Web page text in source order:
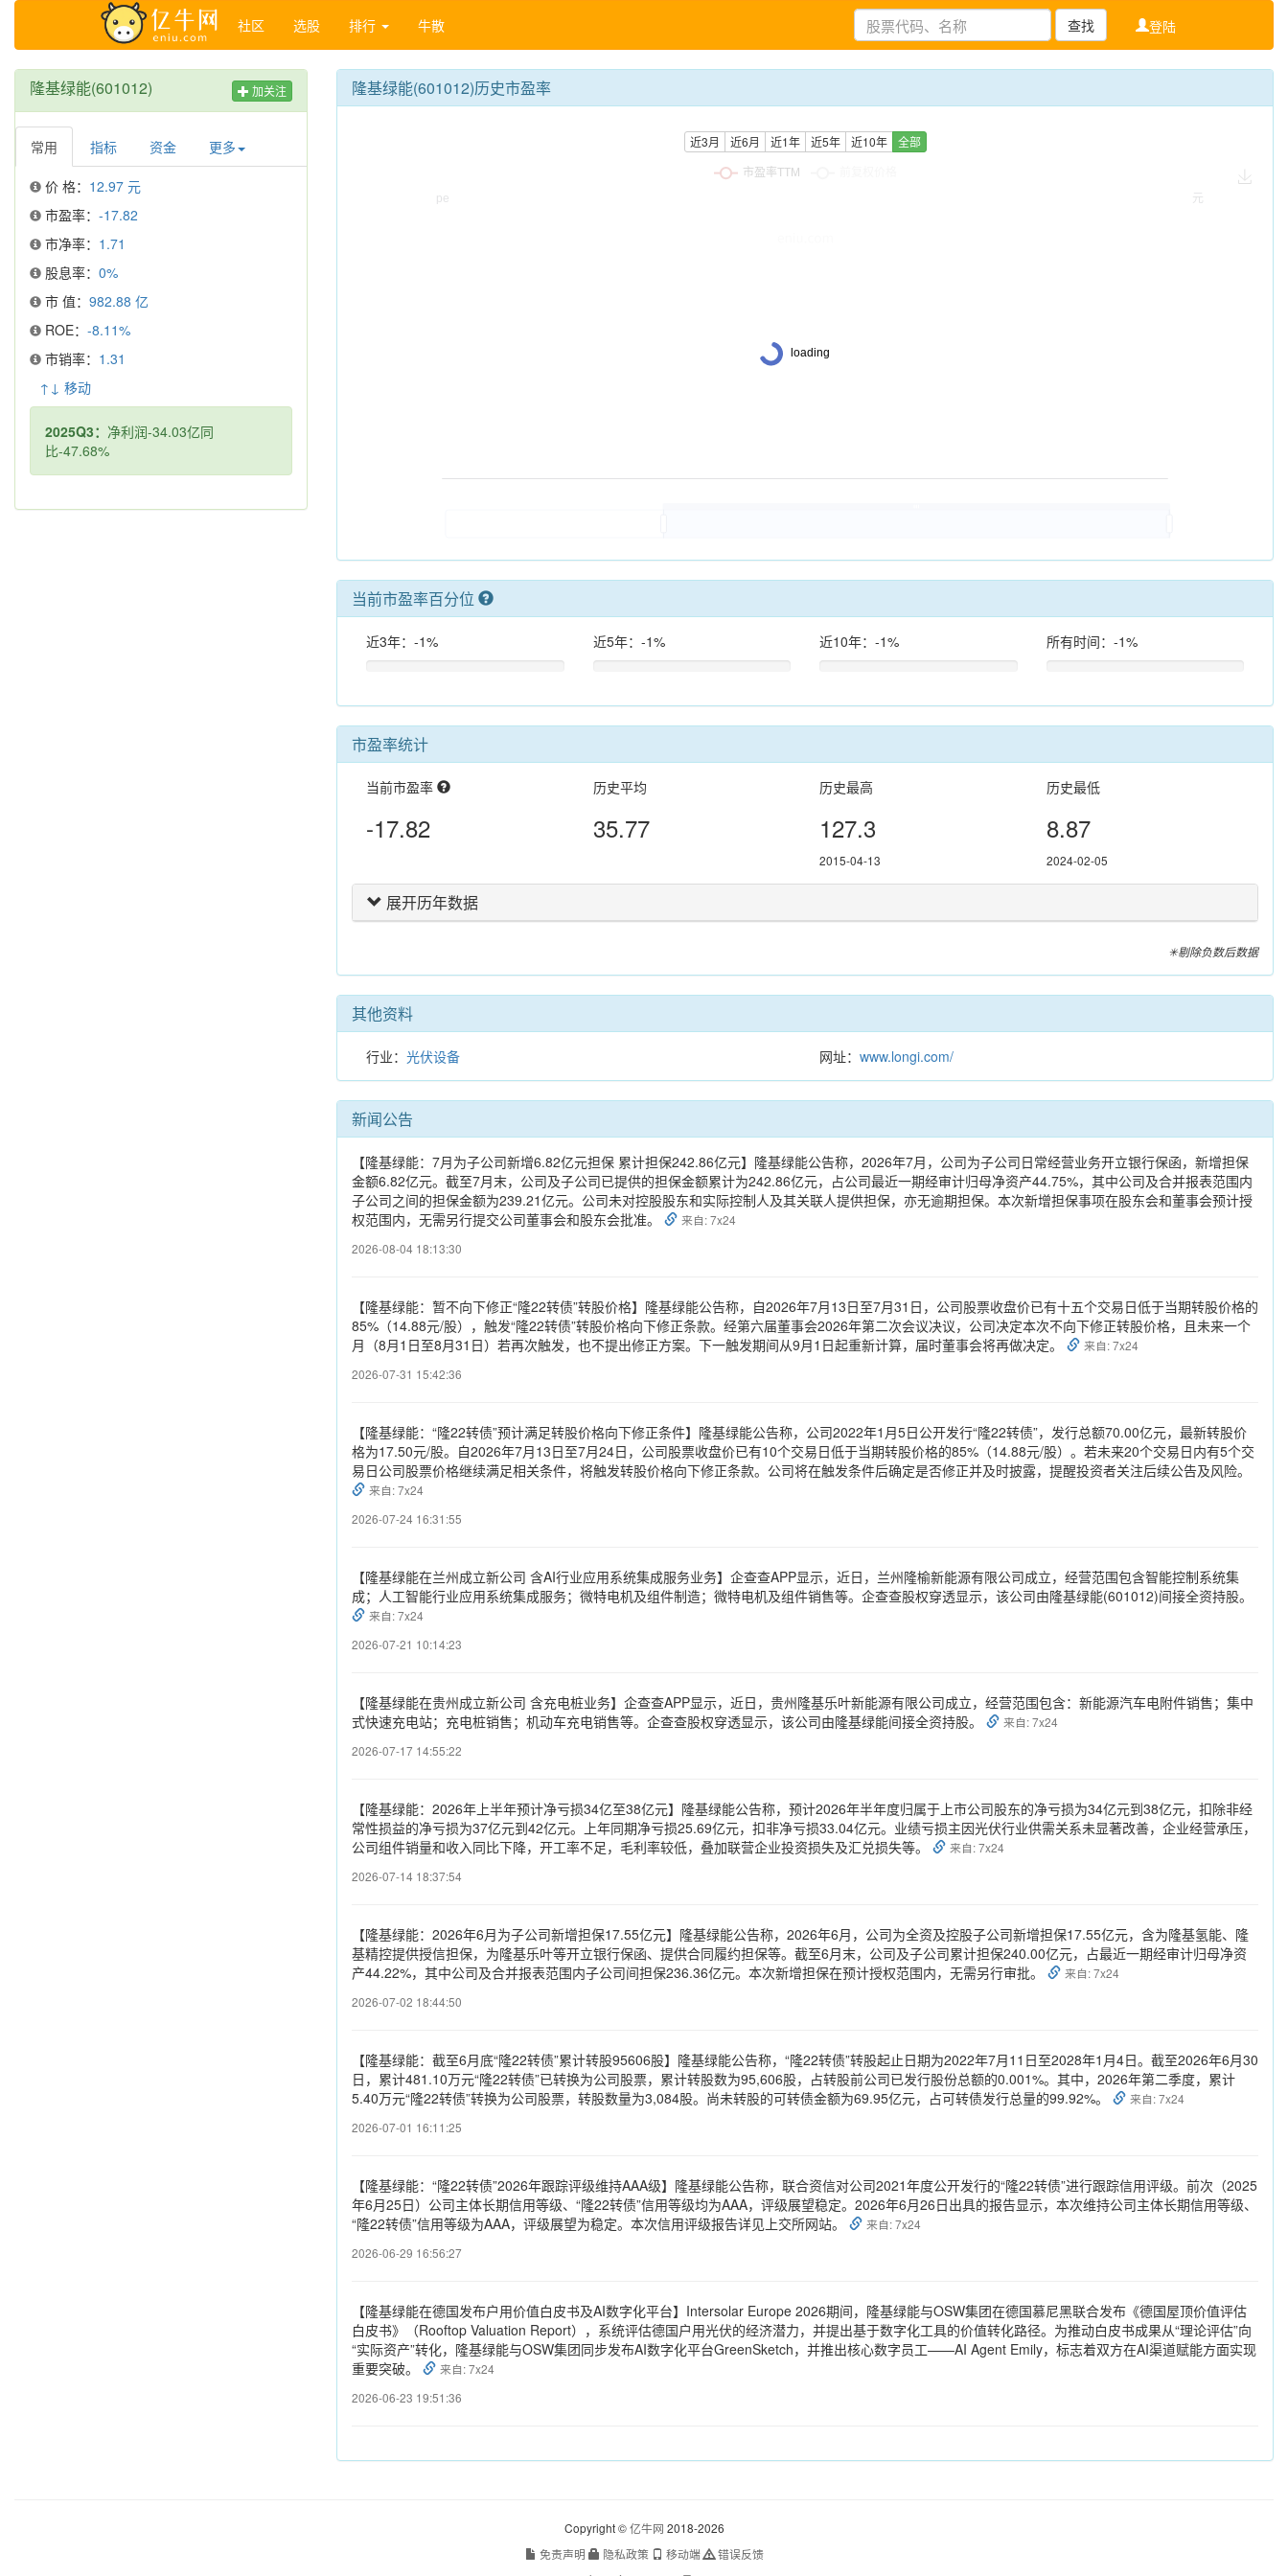
社区 选股 排行 牛散 登陆
查找
隆基绿能(601012) 加关注
常用 指标 资金 更多
价 格： 12.97 元
市盈率： -17.82
市净率： 1.71
股息率： 0%
市 值： 982.88 亿
ROE： -8.11%
市销率： 1.31
↑↓ 移动
2025Q3： 净利润-34.03亿同
比-47.68%
隆基绿能(601012)历史市盈率
近3月 近6月 近1年 近5年 近10年 全部
当前市盈率百分位
近3年：-1% 近5年：-1% 近10年：-1% 所有时间：-1%
市盈率统计
当前市盈率
-17.82
历史平均
35.77
历史最高
127.3
2015-04-13
历史最低
8.87
2024-02-05
展开历年数据
✳剔除负数后数据
其他资料
行业： 光伏设备 网址： www.longi.com/
新闻公告
【隆基绿能：7月为子公司新增6.82亿元担保 累计担保242.86亿元】隆基绿能公告称，2026年7月，公司为子公司日常经营业务开立银行保函，新增担保
金额6.82亿元。截至7月末，公司及子公司已提供的担保金额累计为242.86亿元，占公司最近一期经审计归母净资产44.75%，其中公司及合并报表范围内
子公司之间的担保金额为239.21亿元。公司未对控股股东和实际控制人及其关联人提供担保，亦无逾期担保。本次新增担保事项在股东会和董事会预计授
权范围内，无需另行提交公司董事会和股东会批准。
来自: 7x24
2026-08-04 18:13:30
【隆基绿能：暂不向下修正“隆22转债”转股价格】隆基绿能公告称，自2026年7月13日至7月31日，公司股票收盘价已有十五个交易日低于当期转股价格的
85%（14.88元/股），触发“隆22转债”转股价格向下修正条款。经第六届董事会2026年第二次会议决议，公司决定本次不向下修正转股价格，且未来一个
月（8月1日至8月31日）若再次触发，也不提出修正方案。下一触发期间从9月1日起重新计算，届时董事会将再做决定。
来自: 7x24
2026-07-31 15:42:36
【隆基绿能：“隆22转债”预计满足转股价格向下修正条件】隆基绿能公告称，公司2022年1月5日公开发行“隆22转债”，发行总额70.00亿元，最新转股价
格为17.50元/股。自2026年7月13日至7月24日，公司股票收盘价已有10个交易日低于当期转股价格的85%（14.88元/股）。若未来20个交易日内有5个交
易日公司股票价格继续满足相关条件，将触发转股价格向下修正条款。公司将在触发条件后确定是否修正并及时披露，提醒投资者关注后续公告及风险。
来自: 7x24
2026-07-24 16:31:55
【隆基绿能在兰州成立新公司 含AI行业应用系统集成服务业务】企查查APP显示，近日，兰州隆榆新能源有限公司成立，经营范围包含智能控制系统集
成；人工智能行业应用系统集成服务；微特电机及组件制造；微特电机及组件销售等。企查查股权穿透显示，该公司由隆基绿能(601012)间接全资持股。
来自: 7x24
2026-07-21 10:14:23
【隆基绿能在贵州成立新公司 含充电桩业务】企查查APP显示，近日，贵州隆基乐叶新能源有限公司成立，经营范围包含：新能源汽车电附件销售；集中
式快速充电站；充电桩销售；机动车充电销售等。企查查股权穿透显示，该公司由隆基绿能间接全资持股。
来自: 7x24
2026-07-17 14:55:22
【隆基绿能：2026年上半年预计净亏损34亿至38亿元】隆基绿能公告称，预计2026年半年度归属于上市公司股东的净亏损为34亿元到38亿元，扣除非经
常性损益的净亏损为37亿元到42亿元。上年同期净亏损25.69亿元，扣非净亏损33.04亿元。业绩亏损主因光伏行业供需关系未显著改善，企业经营承压，
公司组件销量和收入同比下降，开工率不足，毛利率较低，叠加联营企业投资损失及汇兑损失等。
来自: 7x24
2026-07-14 18:37:54
【隆基绿能：2026年6月为子公司新增担保17.55亿元】隆基绿能公告称，2026年6月，公司为全资及控股子公司新增担保17.55亿元，含为隆基氢能、隆
基精控提供授信担保，为隆基乐叶等开立银行保函、提供合同履约担保等。截至6月末，公司及子公司累计担保240.00亿元，占最近一期经审计归母净资
产44.22%，其中公司及合并报表范围内子公司间担保236.36亿元。本次新增担保在预计授权范围内，无需另行审批。
来自: 7x24
2026-07-02 18:44:50
【隆基绿能：截至6月底“隆22转债”累计转股95606股】隆基绿能公告称，“隆22转债”转股起止日期为2022年7月11日至2028年1月4日。截至2026年6月30
日，累计481.10万元“隆22转债”已转换为公司股票，累计转股数为95,606股，占转股前公司已发行股份总额的0.001%。其中，2026年第二季度，累计
5.40万元“隆22转债”转换为公司股票，转股数量为3,084股。尚未转股的可转债金额为69.95亿元，占可转债发行总量的99.92%。
来自: 7x24
2026-07-01 16:11:25
【隆基绿能：“隆22转债”2026年跟踪评级维持AAA级】隆基绿能公告称，联合资信对公司2021年度公开发行的“隆22转债”进行跟踪信用评级。前次（2025
年6月25日）公司主体长期信用等级、“隆22转债”信用等级均为AAA，评级展望稳定。2026年6月26日出具的报告显示，本次维持公司主体长期信用等级、
“隆22转债”信用等级为AAA，评级展望为稳定。本次信用评级报告详见上交所网站。
来自: 7x24
2026-06-29 16:56:27
【隆基绿能在德国发布户用价值白皮书及AI数字化平台】Intersolar Europe 2026期间，隆基绿能与OSW集团在德国慕尼黑联合发布《德国屋顶价值评估
白皮书》（Rooftop Valuation Report），系统评估德国户用光伏的经济潜力，并提出基于数字化工具的价值转化路径。为推动白皮书成果从“理论评估”向
“实际资产”转化，隆基绿能与OSW集团同步发布AI数字化平台GreenSketch，并推出核心数字员工——AI Agent Emily，标志着双方在AI渠道赋能方面实现
重要突破。
来自: 7x24
2026-06-23 19:51:36
Copyright ©亿牛网 2018-2026
免责声明
隐私政策 移动端
错误反馈